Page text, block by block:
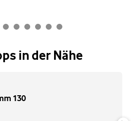
in der Nähe
130